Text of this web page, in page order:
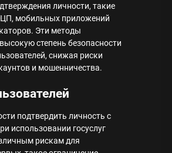
личности, такие
мобильных приложений
Эти методы
степень безопасности
снижая риски
и мошенничества.
подтвердить личность с
использовании госуслуг
рискам для